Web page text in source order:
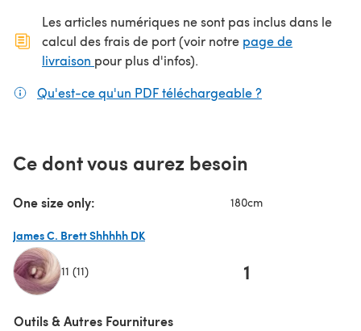
Les articles numériques ne sont pas inclus dans le
calcul des frais de port (voir notre page de
livraison (s'ouvre dans un nouvel onglet)
pour plus d'infos).
Qu'est-ce qu'un PDF téléchargeable ?
Ce dont vous aurez besoin
One size only: 180cm
James C. Brett Shhhhh DK
11 (11) 1
Outils & Autres Fournitures